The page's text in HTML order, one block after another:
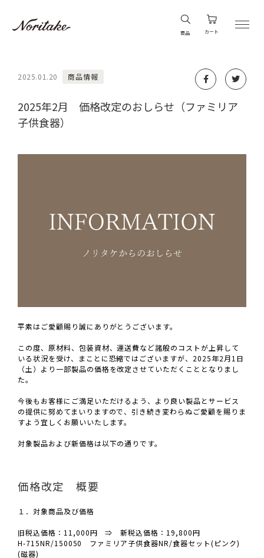
商品 カート
2025.01.20 商品情報
2025年2月 価格改定のおしらせ（ファミリア
子供食器）
平素はご愛顧賜り誠にありがとうございます。
この度、原材料、包装資材、運送費など諸般のコストが上昇して
いる状況を受け、まことに恐縮ではございますが、2025年2月1日
（土）より一部製品の価格を改定させていただくこととなりまし
た。
今後もお客様にご満足いただけるよう、より良い製品とサービス
の提供に努めてまいりますので、引き続き変わらぬご愛顧を賜りま
すよう宜しくお願いいたします。
対象製品および新価格は以下の通りです。
価格改定 概要
１．対象商品及び価格
旧税込価格：11,000円 ⇒ 新税込価格：19,800円
H-715NR/150050 ファミリア子供食器NR/食器セット(ピンク)
(磁器)